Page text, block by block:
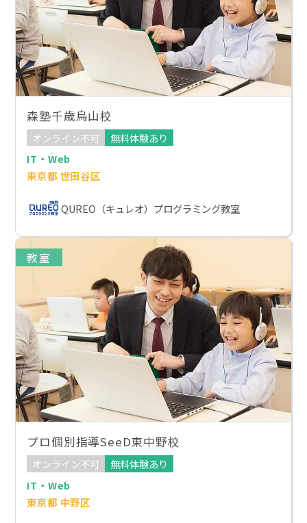
森塾千歳烏山校
オンライン不可
無料体験あり
IT・Web
東京都 世田谷区
QUREO（キュレオ）プログラミング教室
教室
プロ個別指導SeeD東中野校
オンライン不可
無料体験あり
IT・Web
東京都 中野区